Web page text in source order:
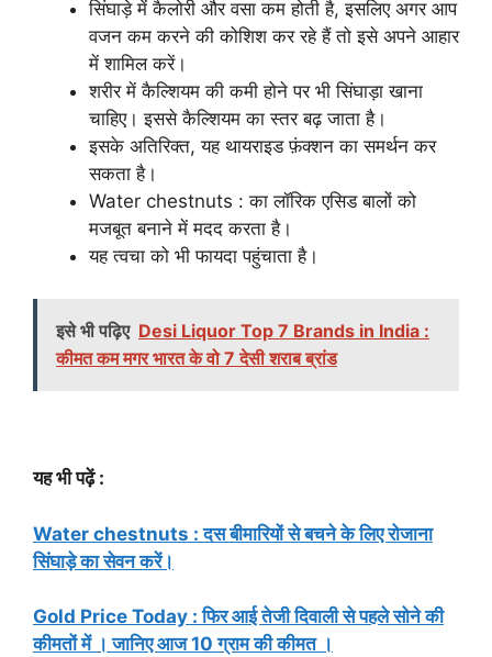
सिंघाड़े में कैलोरी और वसा कम होती है, इसलिए अगर आप
वजन कम करने की कोशिश कर रहे हैं तो इसे अपने आहार
में शामिल करें।
शरीर में कैल्शियम की कमी होने पर भी सिंघाड़ा खाना
चाहिए। इससे कैल्शियम का स्तर बढ़ जाता है।
इसके अतिरिक्त, यह थायराइड फ़ंक्शन का समर्थन कर
सकता है।
Water chestnuts : का लॉरिक एसिड बालों को
मजबूत बनाने में मदद करता है।
यह त्वचा को भी फायदा पहुंचाता है।
इसे भी पढ़िए Desi Liquor Top 7 Brands in India :
कीमत कम मगर भारत के वो 7 देसी शराब ब्रांड
यह भी पढ़ें :
Water chestnuts : दस बीमारियों से बचने के लिए रोजाना
सिंघाड़े का सेवन करें।
Gold Price Today : फिर आई तेजी दिवाली से पहले सोने की
कीमतों में । जानिए आज 10 ग्राम की कीमत ।